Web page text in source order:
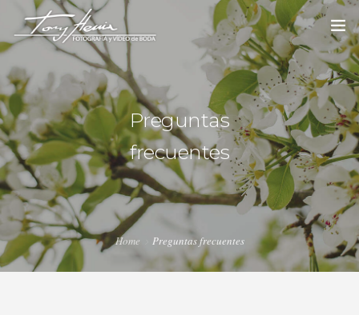
INICIO
SOBRE MI
EL REPORTAJE
EL ÁLBUM
CONTACTO
MÁS INFO
Preguntas
frecuentes
Home Preguntas frecuentes